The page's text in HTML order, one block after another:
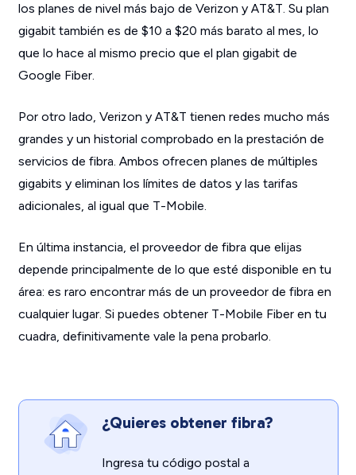
los planes de nivel más bajo de Verizon y AT&T. Su plan
gigabit también es de $10 a $20 más barato al mes, lo
que lo hace al mismo precio que el plan gigabit de
Google Fiber.
Por otro lado, Verizon y AT&T tienen redes mucho más
grandes y un historial comprobado en la prestación de
servicios de fibra. Ambos ofrecen planes de múltiples
gigabits y eliminan los límites de datos y las tarifas
adicionales, al igual que T-Mobile.
En última instancia, el proveedor de fibra que elijas
depende principalmente de lo que esté disponible en tu
área: es raro encontrar más de un proveedor de fibra en
cualquier lugar. Si puedes obtener T-Mobile Fiber en tu
cuadra, definitivamente vale la pena probarlo.
¿Quieres obtener fibra?
Ingresa tu código postal a